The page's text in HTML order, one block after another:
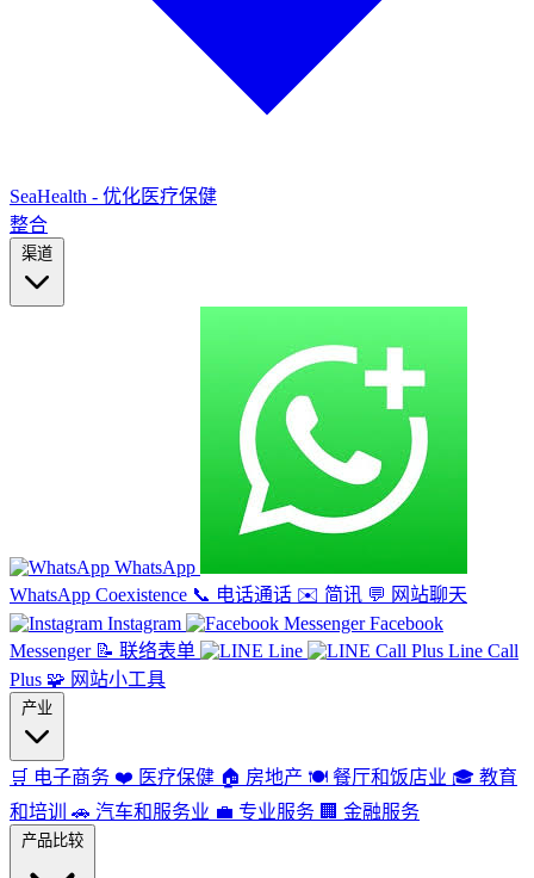
SeaHealth - 优化医疗保健
整合
渠道
WhatsApp
WhatsApp Coexistence 📞 电话通话 ✉️ 简讯 💬 网站聊天
Instagram
Facebook
Messenger 📝 联络表单 Line
Line Call
Plus 🧩 网站小工具
产业
🛒 电子商务 ❤️ 医疗保健 🏠 房地产 🍽️ 餐厅和饭店业 🎓 教育
和培训
🚗 汽车和服务业 💼 专业服务 🏢 金融服务
产品比较